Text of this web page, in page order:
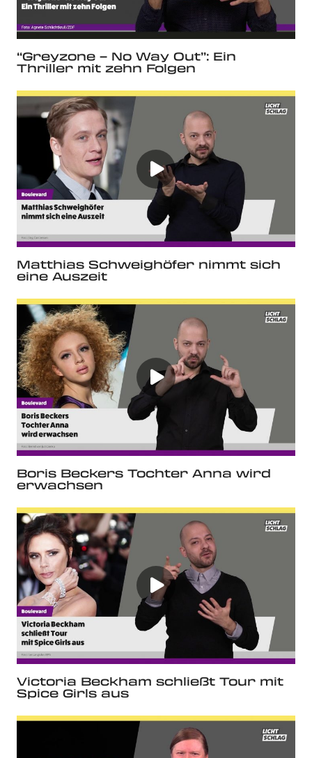
“Greyzone – No Way Out”: Ein
Thriller mit zehn Folgen
Matthias Schweighöfer nimmt sich
eine Auszeit
Boris Beckers Tochter Anna wird
erwachsen
Victoria Beckham schließt Tour mit
Spice Girls aus